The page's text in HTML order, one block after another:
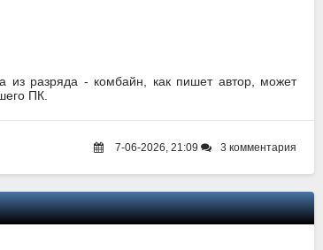
разряда - комбайн, как пишет автор, может
ПК.
7-06-2026, 21:09 3 комментария